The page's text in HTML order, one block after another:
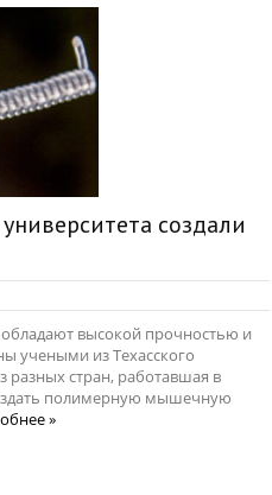
создали
высокой прочностью и
учеными из Техасского
разных стран, работавшая в
полимерную мышечную
»